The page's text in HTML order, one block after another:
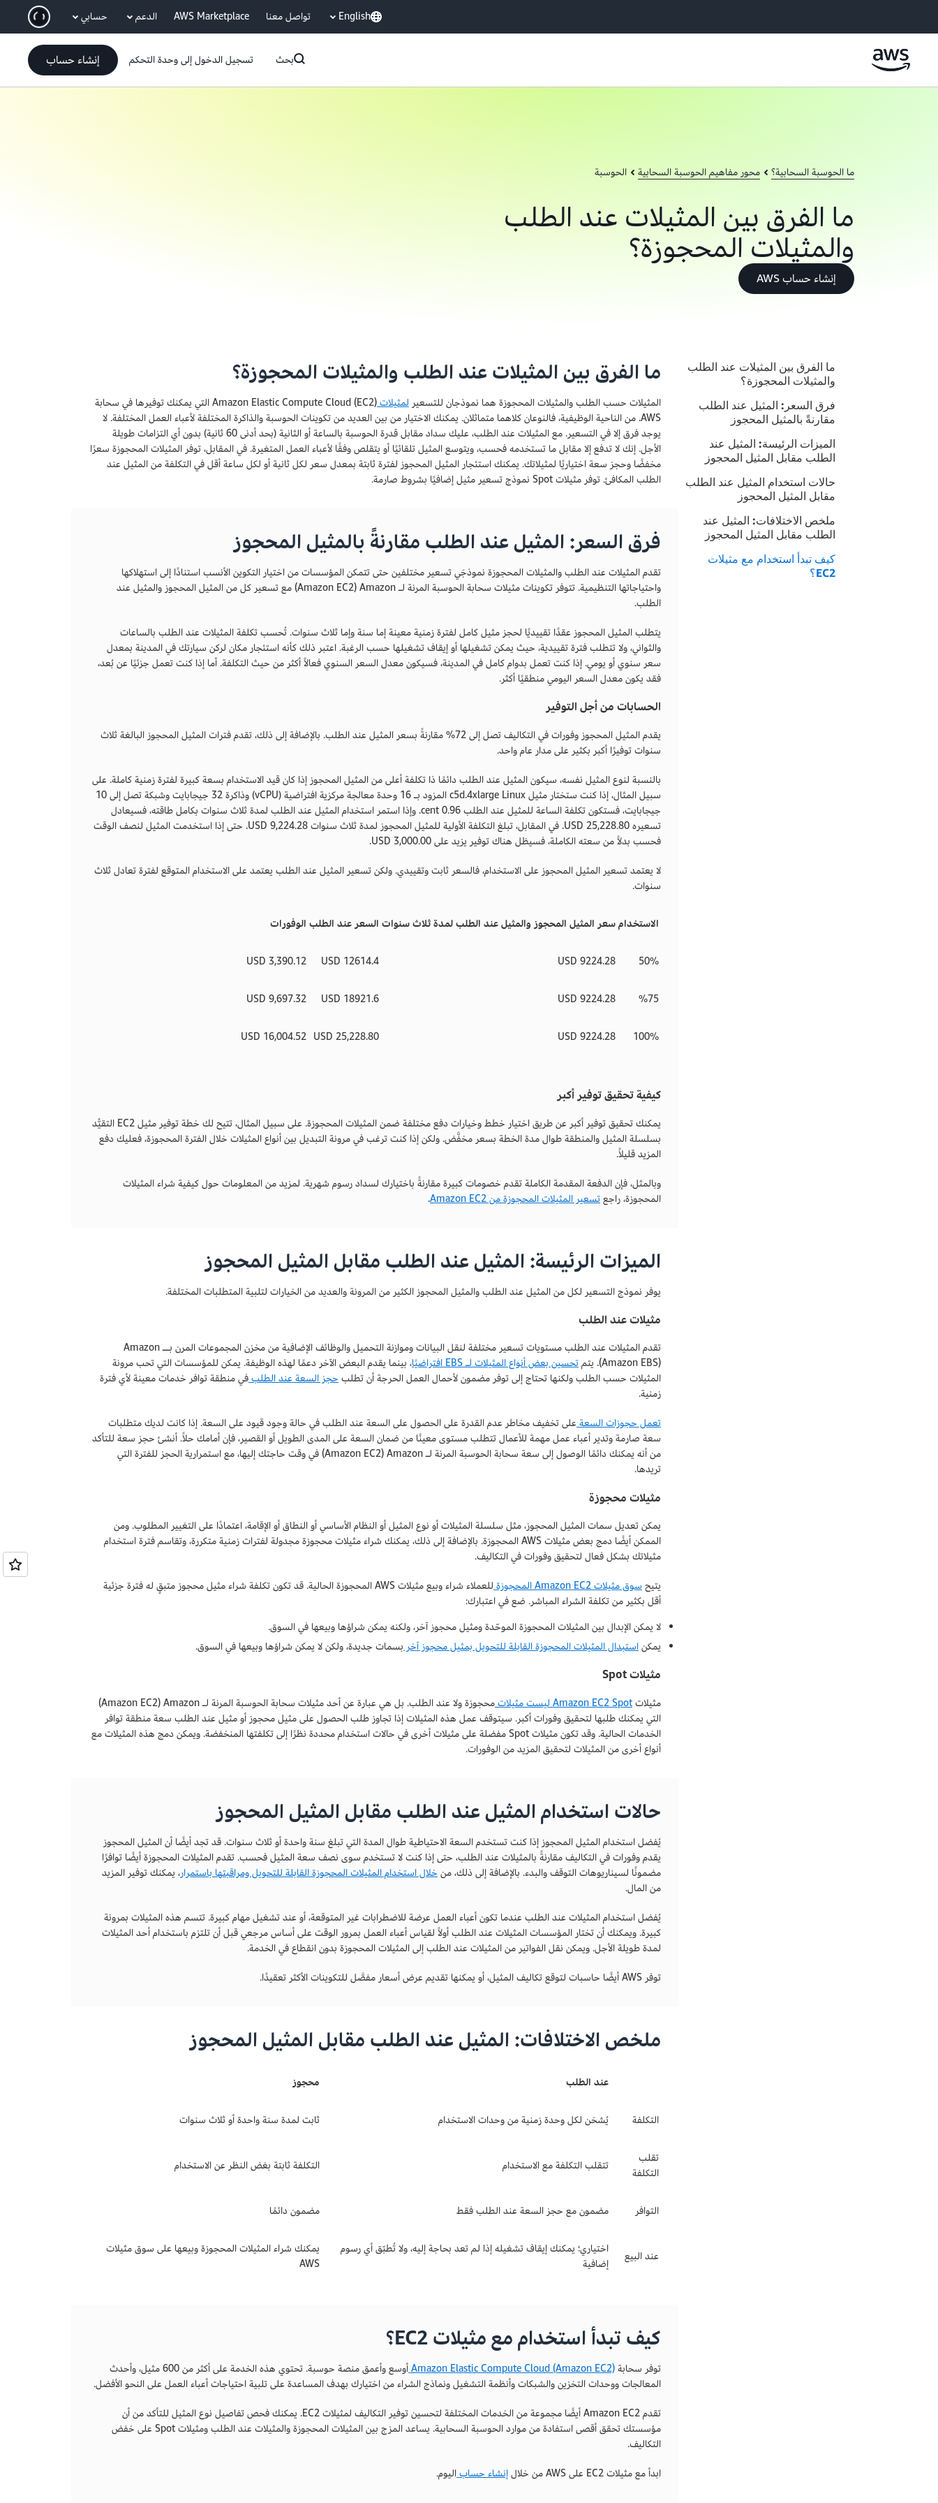
انتقل إلى المحتوى الرئيسي English تواصل معنا AWS Marketplace الدعم حسابي
بحث تسجيل الدخول إلى وحدة التحكم إنشاء حساب
ما الحوسبة السحابية؟ محور مفاهيم الحوسبة السحابية الحوسبة
ما الفرق بين المثيلات عند الطلب
والمثيلات المحجوزة؟
إنشاء حساب AWS
ما الفرق بين المثيلات عند الطلب
والمثيلات المحجوزة؟
فرق السعر: المثيل عند الطلب
مقارنةً بالمثيل المحجوز
الميزات الرئيسة: المثيل عند
الطلب مقابل المثيل المحجوز
حالات استخدام المثيل عند الطلب
مقابل المثيل المحجوز
ملخص الاختلافات: المثيل عند
الطلب مقابل المثيل المحجوز
كيف تبدأ استخدام مع مثيلات
EC2؟
ما الفرق بين المثيلات عند الطلب والمثيلات المحجوزة؟
المثيلات حسب الطلب والمثيلات المحجوزة هما نموذجان للتسعير لمثيلات
Amazon Elastic Compute Cloud (EC2) التي يمكنك توفيرها في سحابة
AWS. من الناحية الوظيفية، فالنوعان كلاهما متماثلان. يمكنك الاختيار من بين العديد من تكوينات الحوسبة والذاكرة المختلفة لأعباء العمل المختلفة. لا
يوجد فرق إلا في التسعير. مع المثيلات عند الطلب، عليك سداد مقابل قدرة الحوسبة بالساعة أو الثانية (بحد أدنى 60 ثانية) بدون أي التزامات طويلة
الأجل. إنك لا تدفع إلا مقابل ما تستخدمه فحسب، ويتوسع المثيل تلقائيًا أو يتقلص وفقًا لأعباء العمل المتغيرة. في المقابل، توفر المثيلات المحجوزة سعرًا
مخفضًا وحجز سعة اختياريًا لمثيلاتك. يمكنك استئجار المثيل المحجوز لفترة ثابتة بمعدل سعر لكل ثانية أو لكل ساعة أقل في التكلفة من المثيل عند
الطلب المكافئ. توفر مثيلات Spot نموذج تسعير مثيل إضافيًا بشروط صارمة.
فرق السعر: المثيل عند الطلب مقارنةً بالمثيل المحجوز
تقدم المثيلات عند الطلب والمثيلات المحجوزة نموذجَي تسعير مختلفين حتى تتمكن المؤسسات من اختيار التكوين الأنسب استنادًا إلى استهلاكها
واحتياجاتها التنظيمية. تتوفر تكوينات مثيلات سحابة الحوسبة المرنة لـ Amazon‏ (Amazon EC2) مع تسعير كل من المثيل المحجوز والمثيل عند
الطلب.
يتطلب المثيل المحجوز عقدًا تقييديًا لحجز مثيل كامل لفترة زمنية معينة إما سنة وإما ثلاث سنوات. تُحسب تكلفة المثيلات عند الطلب بالساعات
والثواني، ولا تتطلب فترة تقييدية، حيث يمكن تشغيلها أو إيقاف تشغيلها حسب الرغبة. اعتبر ذلك كأنه استئجار مكان لركن سيارتك في المدينة بمعدل
سعر سنوي أو يومي. إذا كنت تعمل بدوام كامل في المدينة، فسيكون معدل السعر السنوي فعالاً أكثر من حيث التكلفة. أما إذا كنت تعمل جزئيًا عن بُعد،
فقد يكون معدل السعر اليومي منطقيًا أكثر.
الحسابات من أجل التوفير
يقدم المثيل المحجوز وفورات في التكاليف تصل إلى 72% مقارنةً بسعر المثيل عند الطلب. بالإضافة إلى ذلك، تقدم فترات المثيل المحجوز البالغة ثلاث
سنوات توفيرًا أكبر بكثير على مدار عام واحد.
بالنسبة لنوع المثيل نفسه، سيكون المثيل عند الطلب دائمًا ذا تكلفة أعلى من المثيل المحجوز إذا كان قيد الاستخدام بسعة كبيرة لفترة زمنية كاملة. على
سبيل المثال، إذا كنت ستختار مثيل c5d.4xlarge Linux المزود بـ 16 وحدة معالجة مركزية افتراضية (vCPU) وذاكرة 32 جيجابايت وشبكة تصل إلى 10
جيجابايت، فستكون تكلفة الساعة للمثيل عند الطلب 0.96 cent. وإذا استمر استخدام المثيل عند الطلب لمدة ثلاث سنوات بكامل طاقته، فسيعادل
تسعيره 25,228.80 USD. في المقابل، تبلغ التكلفة الأولية للمثيل المحجوز لمدة ثلاث سنوات 9,224.28 USD. حتى إذا استخدمت المثيل لنصف الوقت
فحسب بدلاً من سعته الكاملة، فسيظل هناك توفير يزيد على 3,000.00 USD.
لا يعتمد تسعير المثيل المحجوز على الاستخدام، فالسعر ثابت وتقييدي. ولكن تسعير المثيل عند الطلب يعتمد على الاستخدام المتوقع لفترة تعادل ثلاث
سنوات.
الاستخدامسعر المثيل المحجوز والمثيل عند الطلب لمدة ثلاث سنوات السعر عند الطلب الوفورات
50%
9224.28 USD
12614.4 USD
3,390.12 USD
75‏%
9224.28 USD
18921.6 USD
9,697.32 USD
100%
9224.28 USD
25,228.80 USD
16,004.52 USD
كيفية تحقيق توفير أكبر
يمكنك تحقيق توفير أكبر عن طريق اختيار خطط وخيارات دفع مختلفة ضمن المثيلات المحجوزة. على سبيل المثال، تتيح لك خطة توفير مثيل EC2 التقيُّد
بسلسلة المثيل والمنطقة طوال مدة الخطة بسعر مخفَّض. ولكن إذا كنت ترغب في مرونة التبديل بين أنواع المثيلات خلال الفترة المحجوزة، فعليك دفع
المزيد قليلاً.
وبالمثل، فإن الدفعة المقدمة الكاملة تقدم خصومات كبيرة مقارنةً باختيارك لسداد رسوم شهرية. لمزيد من المعلومات حول كيفية شراء المثيلات
المحجوزة، راجعتسعير المثيلات المحجوزة من Amazon EC2 .
الميزات الرئيسة: المثيل عند الطلب مقابل المثيل المحجوز
يوفر نموذج التسعير لكل من المثيل عند الطلب والمثيل المحجوز الكثير من المرونة والعديد من الخيارات لتلبية المتطلبات المختلفة.
مثيلات عند الطلب
(Amazon EBS). يتم
تحسين بعض أنواع المثيلات لـ EBS افتراضيًا
، بينما يقدم البعض الآخر دعمًا لهذه الوظيفة. يمكن للمؤسسات التي تحب مرونة
المثيلات حسب الطلب ولكنها تحتاج إلى توفر مضمون لأحمال العمل الحرجة أن تطلبحجز السعة عند الطلبفي منطقة توافر خدمات معينة لأي فترة
زمنية.
تعمل حجوزات السعةعلى تخفيف مخاطر عدم القدرة على الحصول على السعة عند الطلب في حالة وجود قيود على السعة. إذا كانت لديك متطلبات
سعة صارمة وتدير أعباء عمل مهمة للأعمال تتطلب مستوى معينًا من ضمان السعة على المدى الطويل أو القصير، فإن أمامك حلاً. أنشئ حجز سعة للتأكد
من أنه يمكنك دائمًا الوصول إلى سعة سحابة الحوسبة المرنة لـ Amazon‏ (Amazon EC2) في وقت حاجتك إليها، مع استمرارية الحجز للفترة التي
تريدها.
مثيلات محجوزة
يمكن تعديل سمات المثيل المحجوز، مثل سلسلة المثيلات أو نوع المثيل أو النظام الأساسي أو النطاق أو الإقامة، اعتمادًا على التغيير المطلوب. ومن
الممكن أيضًا دمج بعض مثيلات AWS المحجوزة. بالإضافة إلى ذلك، يمكنك شراء مثيلات محجوزة مجدولة لفترات زمنية متكررة، وتقاسم فترة استخدام
مثيلاتك بشكل فعال لتحقيق وفورات في التكاليف.
يتيح سوق مثيلات Amazon EC2 المحجوزة
للعملاء شراء وبيع مثيلات AWS المحجوزة الحالية. قد تكون تكلفة شراء مثيل محجوز متبقٍ له فترة جزئية
أقل بكثير من تكلفة الشراء المباشر. ضع في اعتبارك:
لا يمكن الإبدال بين المثيلات المحجوزة الموحّدة ومثيل محجوز آخر، ولكنه يمكن شراؤها وبيعها في السوق.
يمكناستبدال المثيلات المحجوزة القابلة للتحويل بمثيل محجوز آخر بسمات جديدة، ولكن لا يمكن شراؤها وبيعها في السوق.
مثيلات Spot
مثيلاتAmazon EC2 Spot ليست مثيلات
محجوزة ولا عند الطلب. بل هي عبارة عن أحد مثيلات سحابة الحوسبة المرنة لـ Amazon‏ (Amazon EC2)
التي يمكنك طلبها لتحقيق وفورات أكبر. سيتوقف عمل هذه المثيلات إذا تجاوز طلب الحصول على مثيل محجوز أو مثيل عند الطلب سعة منطقة توافر
الخدمات الحالية. وقد تكون مثيلات Spot مفضلة على مثيلات أخرى في حالات استخدام محددة نظرًا إلى تكلفتها المنخفضة. ويمكن دمج هذه المثيلات مع
أنواع أخرى من المثيلات لتحقيق المزيد من الوفورات.
حالات استخدام المثيل عند الطلب مقابل المثيل المحجوز
يُفضل استخدام المثيل المحجوز إذا كنت تستخدم السعة الاحتياطية طوال المدة التي تبلغ سنة واحدة أو ثلاث سنوات. قد تجد أيضًا أن المثيل المحجوز
يقدم وفورات في التكاليف مقارنةً بالمثيلات عند الطلب، حتى إذا كنت لا تستخدم سوى نصف سعة المثيل فحسب. تقدم المثيلات المحجوزة أيضًا توافرًا
مضمونًا لسيناريوهات التوقف والبدء. بالإضافة إلى ذلك، من خلال استخدام المثيلات المحجوزة القابلة للتحويل ومراقبتها باستمرار، يمكنك توفير المزيد
من المال.
يُفضل استخدام المثيلات عند الطلب عندما تكون أعباء العمل عرضة للاضطرابات غير المتوقعة، أو عند تشغيل مهام كبيرة. تتسم هذه المثيلات بمرونة
كبيرة. ويمكنك أن تختار المؤسسات المثيلات عند الطلب أولاً لقياس أعباء العمل بمرور الوقت على أساس مرجعي قبل أن تلتزم باستخدام أحد المثيلات
لمدة طويلة الأجل. ويمكن نقل الفواتير من المثيلات عند الطلب إلى المثيلات المحجوزة بدون انقطاع في الخدمة.
توفر AWS أيضًا حاسبات لتوقع تكاليف المثيل، أو يمكنها تقديم عرض أسعار مفصَّل للتكوينات الأكثر تعقيدًا.
ملخص الاختلافات: المثيل عند الطلب مقابل المثيل المحجوز
عند الطلب محجوز
التكلفة يُشحَن لكل وحدة زمنية من وحدات الاستخدام ثابت لمدة سنة واحدة أو ثلاث سنوات
تقلب
التكلفة
تتقلب التكلفة مع الاستخدام التكلفة ثابتة بغض النظر عن الاستخدام
التوافر مضمون مع حجز السعة عند الطلب فقط مضمون دائمًا
عند البيع
اختياري؛ يمكنك إيقاف تشغيله إذا لم تعد بحاجة إليه، ولا تُطبّق أي رسوم
إضافية
يمكنك شراء المثيلات المحجوزة وبيعها على سوق مثيلات
AWS
كيف تبدأ استخدام مع مثيلات EC2؟
توفر سحابةAmazon Elastic Compute Cloud (Amazon EC2)
أوسع وأعمق منصة حوسبة. تحتوي هذه الخدمة على أكثر من 600 مثيل، وأحدث
المعالجات ووحدات التخزين والشبكات وأنظمة التشغيل ونماذج الشراء من اختيارك بهدف المساعدة على تلبية احتياجات أعباء العمل على النحو الأفضل.
تقدم Amazon EC2 أيضًا مجموعة من الخدمات المختلفة لتحسين توفير التكاليف لمثيلات EC2. يمكنك فحص تفاصيل نوع المثيل للتأكد من أن
مؤسستك تحقق أقصى استفادة من موارد الحوسبة السحابية. يساعد المزج بين المثيلات المحجوزة والمثيلات عند الطلب ومثيلات Spot على خفض
التكاليف.
ابدأ مع مثيلات EC2 على AWS من خلال
إنشاء حساباليوم.